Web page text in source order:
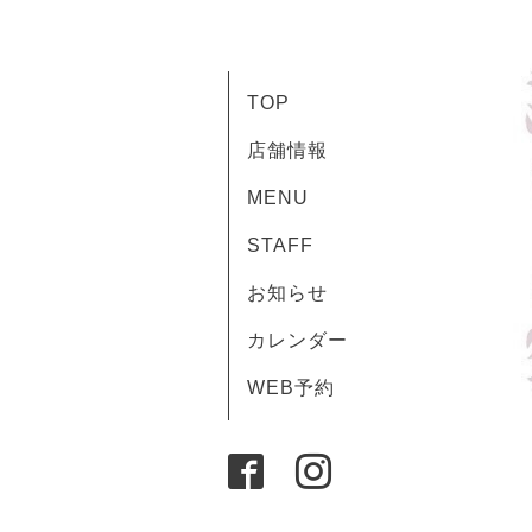
TOP
店舗情報
MENU
STAFF
お知らせ
カレンダー
WEB予約